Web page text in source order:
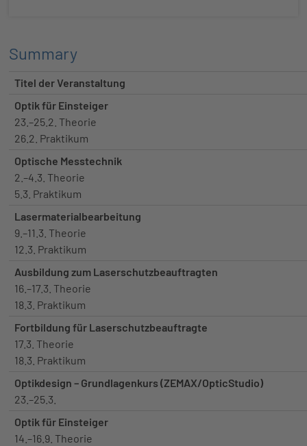
Summary
Titel der Veranstaltung
Optik für Einsteiger
23.–25.2. Theorie
26.2. Praktikum
Optische Messtechnik
2.–4.3. Theorie
5.3. Praktikum
Lasermaterialbearbeitung
9.–11.3. Theorie
12.3. Praktikum
Ausbildung zum Laserschutzbeauftragten
16.–17.3. Theorie
18.3. Praktikum
Fortbildung für Laserschutzbeauftragte
17.3. Theorie
18.3. Praktikum
Optikdesign – Grundlagenkurs (ZEMAX/OpticStudio)
23.–25.3.
Optik für Einsteiger
14.–16.9. Theorie